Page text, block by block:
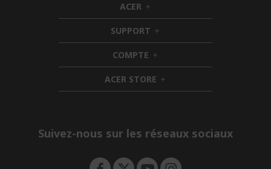
ACER h
i
d
d
e
n
SUPPORT h
i
d
d
e
n
COMPTE h
i
d
d
ACER STORE h
i
e
Suivez-nous sur les réseaux sociaux